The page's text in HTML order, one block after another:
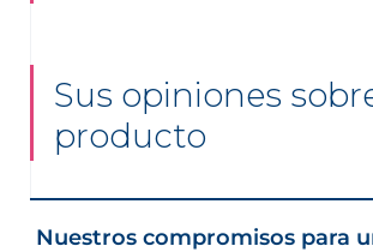
Sus opiniones
producto
Nuestros compromisos para